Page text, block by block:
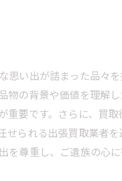
い出が詰まった品々
の背景や価値を理解
要です。さらに、買取
られる出張買取業者
を尊重し、ご遺族の心